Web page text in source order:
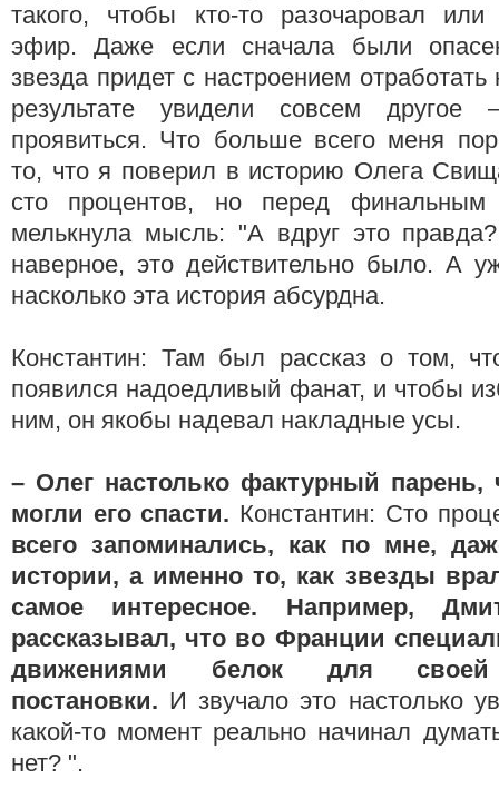
такого, чтобы кто-то разочаровал или
эфир. Даже если сначала были
звезда придет с настроением
результате увидели совсем другое
проявиться. Что больше всего меня
то, что я поверил в историю Олега
сто процентов, но перед
мелькнула мысль: "А вдруг это
наверное, это действительно было. А
насколько эта история абсурдна.
Константин: Там был рассказ о том,
появился надоедливый фанат, и чтобы
ним, он якобы надевал накладные усы.
– Олег настолько фактурный
могли его спасти. Константин: Сто
всего запоминались, как по мне,
истории, а именно то, как звезды
самое интересное. Например,
рассказывал, что во Франции
движениями белок для своей
постановки. И звучало это настолько
какой-то момент реально начинал
нет? ".